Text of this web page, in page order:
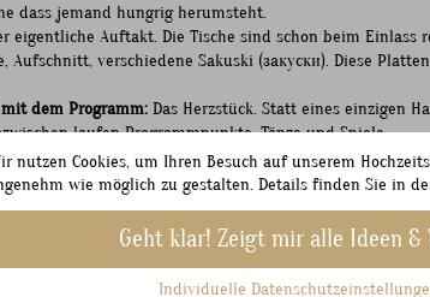
dass jemand hungrig herumsteht.
eigentliche Auftakt. Die Tische sind schon beim Einlass
Aufschnitt, verschiedene Sakuski (закуски). Diese
dem Programm: Das Herzstück. Statt eines einzigen
laufen Programmpunkte, Tänze und Spiele.
ruhigerer, emotionaler Höhepunkt. Hier wird nicht
zurück.
Wenn die Tanzfläche heiß läuft, kommt etwas
gibt.
Zum Ausklang ein eigener Tisch mit Gebäck, Obst,
ums gemütliche Naschen bis in die frühen Stunden.
nutzen Cookies, um Ihren Besuch auf unserem
wie möglich zu gestalten. Details finden Sie in
Geht klar! Zeigt mir alle Ideen &
Individuelle